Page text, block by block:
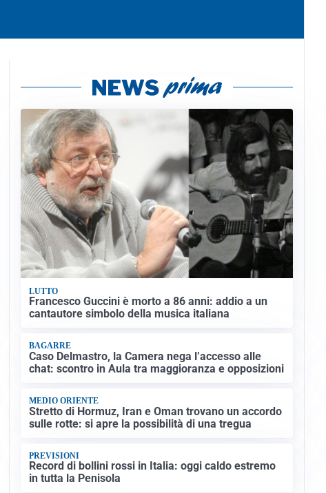
LUTTO
Francesco Guccini è morto a 86 anni: addio a un
cantautore simbolo della musica italiana
BAGARRE
Caso Delmastro, la Camera nega l’accesso alle
chat: scontro in Aula tra maggioranza e opposizioni
MEDIO ORIENTE
Stretto di Hormuz, Iran e Oman trovano un accordo
sulle rotte: si apre la possibilità di una tregua
PREVISIONI
Record di bollini rossi in Italia: oggi caldo estremo
in tutta la Penisola